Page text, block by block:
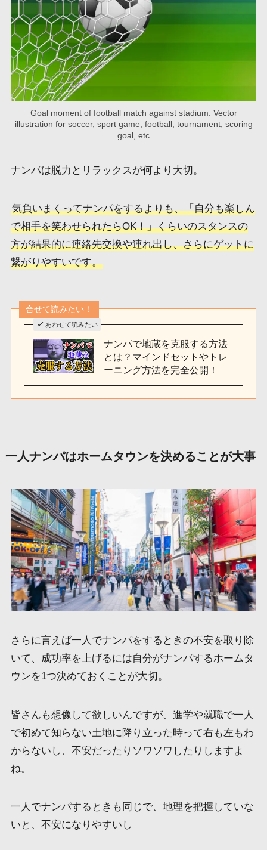
Goal moment of football match against stadium. Vector
illustration for soccer, sport game, football, tournament, scoring
goal, etc
ナンパは脱力とリラックスが何より大切。
気負いまくってナンパをするよりも、「自分も楽しん
で相手を笑わせられたらOK！」くらいのスタンスの
方が結果的に連絡先交換や連れ出し、さらにゲットに
繋がりやすいです。
合せて読みたい！
あわせて読みたい
ナンパで地蔵を克服する方法
とは？マインドセットやトレ
ーニング方法を完全公開！
一人ナンパはホームタウンを決めることが大事
さらに言えば一人でナンパをするときの不安を取り除
いて、成功率を上げるには自分がナンパするホームタ
ウンを1つ決めておくことが大切。
皆さんも想像して欲しいんですが、進学や就職で一人
で初めて知らない土地に降り立った時って右も左もわ
からないし、不安だったりソワソワしたりしますよ
ね。
一人でナンパするときも同じで、地理を把握していな
いと、不安になりやすいし